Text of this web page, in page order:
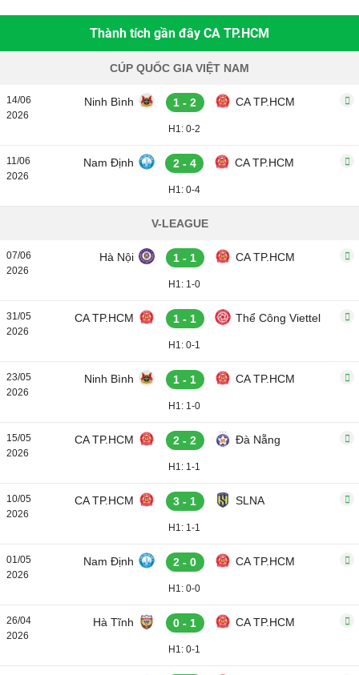
Thành tích gần đây CA TP.HCM
CÚP QUỐC GIA VIỆT NAM
14/06
2026
Ninh Bình 1 - 2 CA TP.HCM
H1: 0-2
11/06
2026
Nam Định 2 - 4 CA TP.HCM
H1: 0-4
V-LEAGUE
07/06
2026
Hà Nội 1 - 1 CA TP.HCM
H1: 1-0
31/05
2026
CA TP.HCM 1 - 1 Thể Công Viettel
H1: 0-1
23/05
2026
Ninh Bình 1 - 1 CA TP.HCM
H1: 1-0
15/05
2026
CA TP.HCM 2 - 2 Đà Nẵng
H1: 1-1
10/05
2026
CA TP.HCM 3 - 1 SLNA
H1: 1-1
01/05
2026
Nam Định 2 - 0 CA TP.HCM
H1: 0-0
26/04
2026
Hà Tĩnh 0 - 1 CA TP.HCM
H1: 0-1